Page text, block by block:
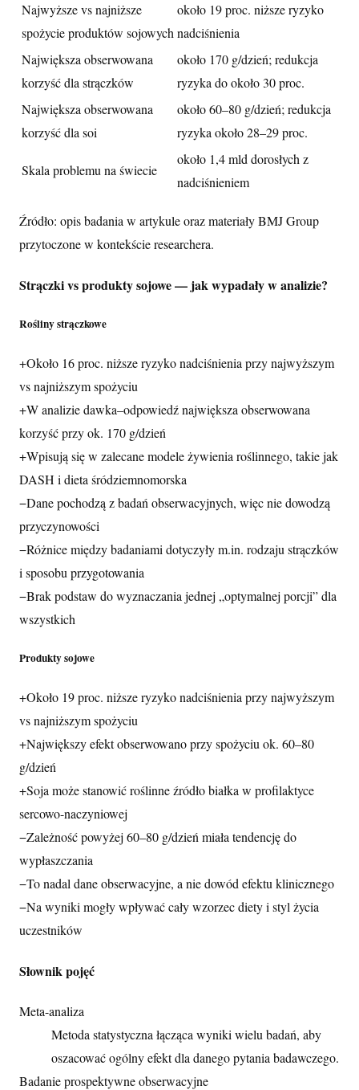
Najwyższe vs najniższe
spożycie produktów sojowych
około 19 proc. niższe ryzyko
nadciśnienia
Największa obserwowana
korzyść dla strączków
około 170 g/dzień; redukcja
ryzyka do około 30 proc.
Największa obserwowana
korzyść dla soi
około 60–80 g/dzień; redukcja
ryzyka około 28–29 proc.
Skala problemu na świecie
około 1,4 mld dorosłych z
nadciśnieniem
Źródło: opis badania w artykule oraz materiały BMJ Group
przytoczone w kontekście researchera.
Strączki vs produkty sojowe — jak wypadały w analizie?
Rośliny strączkowe
+Około 16 proc. niższe ryzyko nadciśnienia przy najwyższym
vs najniższym spożyciu
+W analizie dawka–odpowiedź największa obserwowana
korzyść przy ok. 170 g/dzień
+Wpisują się w zalecane modele żywienia roślinnego, takie jak
DASH i dieta śródziemnomorska
−Dane pochodzą z badań obserwacyjnych, więc nie dowodzą
przyczynowości
−Różnice między badaniami dotyczyły m.in. rodzaju strączków
i sposobu przygotowania
−Brak podstaw do wyznaczania jednej „optymalnej porcji” dla
wszystkich
Produkty sojowe
+Około 19 proc. niższe ryzyko nadciśnienia przy najwyższym
vs najniższym spożyciu
+Największy efekt obserwowano przy spożyciu ok. 60–80
g/dzień
+Soja może stanowić roślinne źródło białka w profilaktyce
sercowo-naczyniowej
−Zależność powyżej 60–80 g/dzień miała tendencję do
wypłaszczania
−To nadal dane obserwacyjne, a nie dowód efektu klinicznego
−Na wyniki mogły wpływać cały wzorzec diety i styl życia
uczestników
Słownik pojęć
Meta-analiza
Metoda statystyczna łącząca wyniki wielu badań, aby
oszacować ogólny efekt dla danego pytania badawczego.
Badanie prospektywne obserwacyjne